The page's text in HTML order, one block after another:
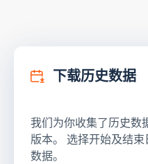
下载历史数据
我们为你收集了历史数
版本。 选择开始及结
数据。